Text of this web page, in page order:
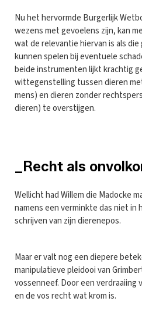
Nu het hervormde Burgerlijk
wezens met gevoelens zijn, kan
wat de relevantie hiervan is als
kunnen spelen bij eventuele
beide instrumenten lijkt krachtig
wittegenstelling tussen dieren
mens) en dieren zonder
dieren) te overstijgen.
_Recht als
Wellicht had Willem die Madocke
namens een verminkte das niet
schrijven van zijn dierenepos.
Maar er valt nog een diepere
manipulatieve pleidooi van
vossenneef. Door een verdraaiing
en de vos recht wat krom is.